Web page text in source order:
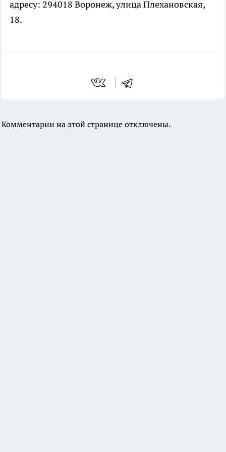
адресу: 294018 Воронеж, улица Плехановская,
18.
Комментарии на этой странице отключены.